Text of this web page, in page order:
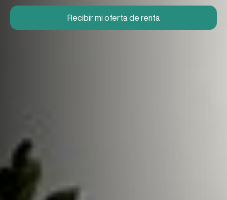
Recibir mi oferta de renta